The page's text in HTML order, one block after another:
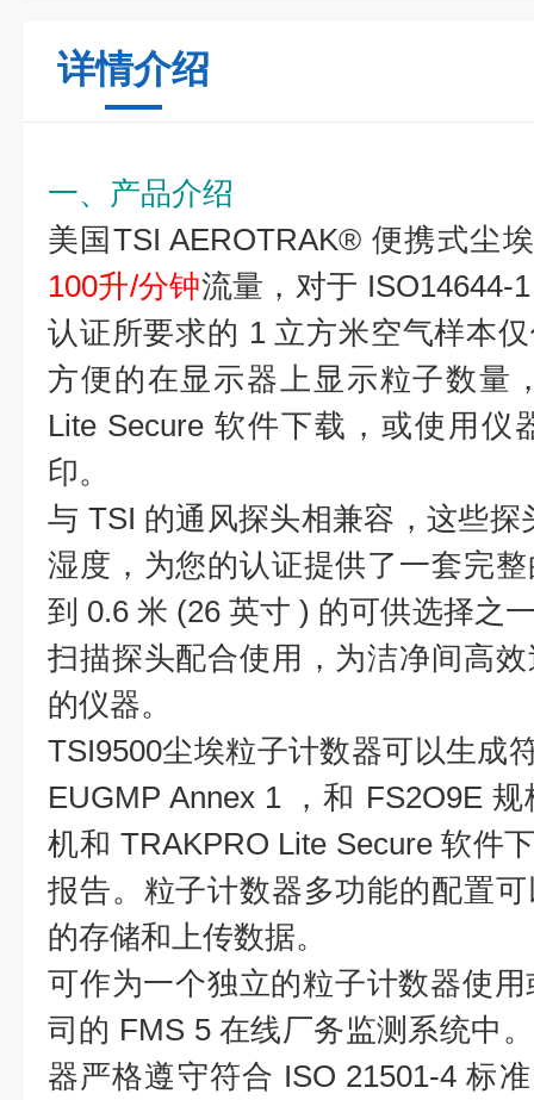
详情介绍
一、产品介绍
美国TSI AEROTRAK® 便携式尘
100升/分钟流量，对于 ISO14644-
认证所要求的 1 立方米空气样本
方便的在显示器上显示粒子数量
Lite Secure 软件下载，或使用仪
印。
与 TSI 的通风探头相兼容，这些
湿度，为您的认证提供了一套完
到 0.6 米 (26 英寸 ) 的可供选择之
扫描探头配合使用，为洁净间高
的仪器。
TSI9500尘埃粒子计数器可以生成
EUGMP Annex 1 ，和 FS2O9E
机和 TRAKPRO Lite Secure 软件
报告。粒子计数器多功能的配置
的存储和上传数据。
可作为一个独立的粒子计数器使
司的 FMS 5 在线厂务监测系统中
器严格遵守符合 ISO 21501-4 标